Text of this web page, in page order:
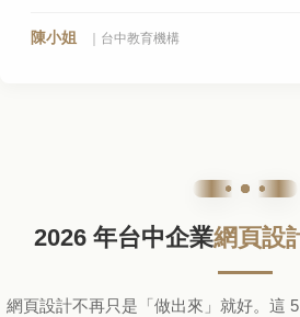
陳小姐 ｜台中教育機構
2026 年台中企業網頁設
網頁設計不再只是「做出來」就好。這